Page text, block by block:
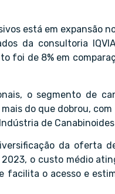
está em expansão
da consultoria
foi de 8% em
o segmento de
do que dobrou, com
de Canabinoides
da oferta
o custo médio
facilita o acesso e